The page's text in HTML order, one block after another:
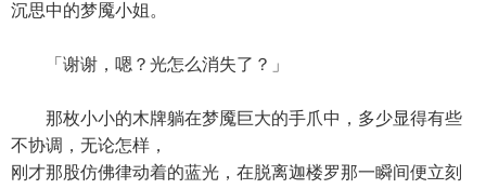
沉思中的梦魇小姐。
「谢谢，嗯？光怎么消失了？」
那枚小小的木牌躺在梦魇巨大的手爪中，多少显得有些
不协调，无论怎样，
刚才那股仿佛律动着的蓝光，在脱离迦楼罗那一瞬间便立刻